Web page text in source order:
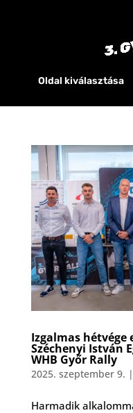
Oldal kiválasztása
Izgalmas hétvége
Széchenyi István
WHB Győr Rally
2025. szeptember 9. |
Harmadik